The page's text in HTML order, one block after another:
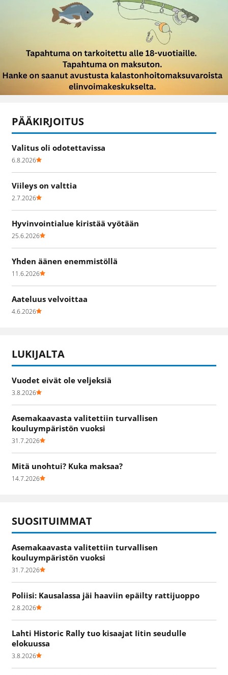
PÄÄKIRJOITUS
Valitus oli odotettavissa
6.8.2026
Viileys on valttia
2.7.2026
Hyvinvointialue kiristää vyötään
25.6.2026
Yhden äänen enemmistöllä
11.6.2026
Aateluus velvoittaa
4.6.2026
LUKIJALTA
Vuodet eivät ole veljeksiä
3.8.2026
Asemakaavasta valitettiin turvallisen
kouluympäristön vuoksi
31.7.2026
Mitä unohtui? Kuka maksaa?
14.7.2026
SUOSITUIMMAT
Asemakaavasta valitettiin turvallisen
kouluympäristön vuoksi
31.7.2026
Poliisi: Kausalassa jäi haaviin epäilty rattijuoppo
2.8.2026
Lahti Historic Rally tuo kisaajat Iitin seudulle
elokuussa
3.8.2026